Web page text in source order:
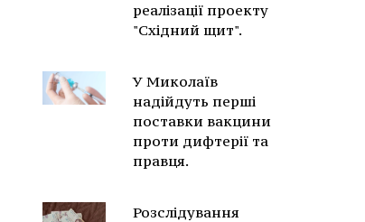
реалізації проекту
"Східний щит".
У Миколаїв
надійдуть перші
поставки вакцини
проти дифтерії та
правця.
Розслідування